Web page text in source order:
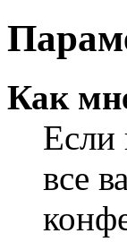
Как
Если
все